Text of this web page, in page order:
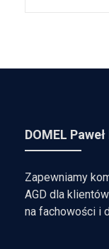
DOMEL
Zapewniamy
AGD dla
na fachowości i